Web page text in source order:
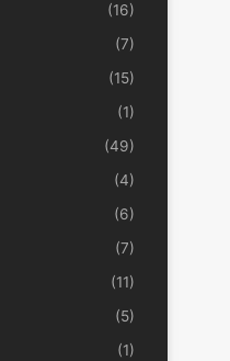
(16)
(7)
(15)
(1)
(49)
(4)
(6)
(7)
(11)
(5)
(1)